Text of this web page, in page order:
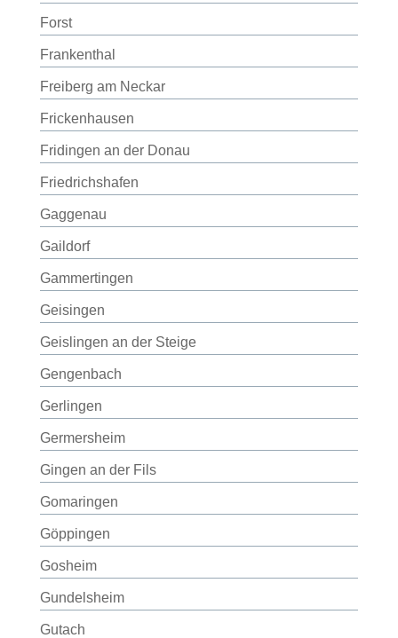
Forst
Frankenthal
Freiberg am Neckar
Frickenhausen
Fridingen an der Donau
Friedrichshafen
Gaggenau
Gaildorf
Gammertingen
Geisingen
Geislingen an der Steige
Gengenbach
Gerlingen
Germersheim
Gingen an der Fils
Gomaringen
Göppingen
Gosheim
Gundelsheim
Gutach